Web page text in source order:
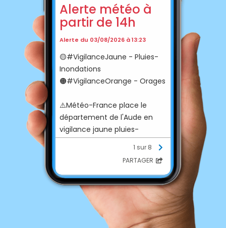
Alerte météo à
partir de 14h
Alerte du 03/08/2026 à 13:23
🟡#VigilanceJaune - Pluies-
Inondations
🟠#VigilanceOrange - Orages
⚠️Météo-France place le
département de l'Aude en
vigilance jaune pluies-
inondations, ce lundi 3 août à
partir de 14h00 et en vigilance
orange pour les orages à
compter de 16h00.
Phénomènes attendus :
🌧 Pluies intenses pouvant
1 sur 8
PARTAGER